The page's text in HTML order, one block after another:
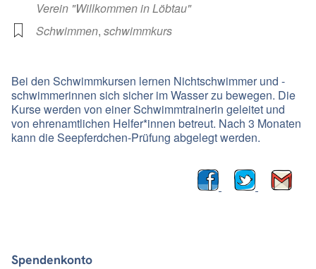
Verein "Willkommen in Löbtau"
Schwimmen, schwimmkurs
Bei den Schwimmkursen lernen Nichtschwimmer und -
schwimmerinnen sich sicher im Wasser zu bewegen. Die
Kurse werden von einer Schwimmtrainerin geleitet und
von ehrenamtlichen Helfer*innen betreut. Nach 3 Monaten
kann die Seepferdchen-Prüfung abgelegt werden.
Spendenkonto